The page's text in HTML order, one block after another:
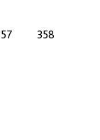
358